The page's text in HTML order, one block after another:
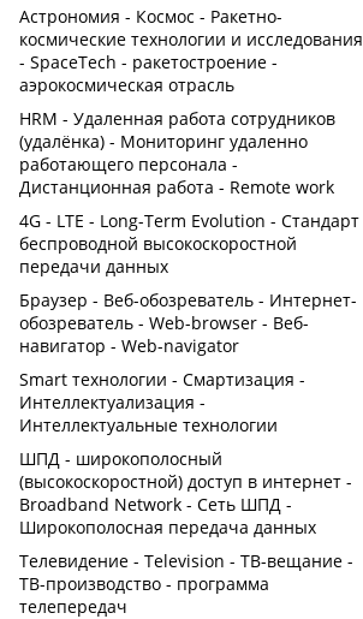
Астрономия - Космос - Ракетно-
космические технологии и исследования
- SpaceTech - ракетостроение -
аэрокосмическая отрасль
HRM - Удаленная работа сотрудников
(удалёнка) - Мониторинг удаленно
работающего персонала -
Дистанционная работа - Remote work
4G - LTE - Long-Term Evolution - Стандарт
беспроводной высокоскоростной
передачи данных
Браузер - Веб-обозреватель - Интернет-
обозреватель - Web-browser - Веб-
навигатор - Web-navigator
Smart технологии - Смартизация -
Интеллектуализация -
Интеллектуальные технологии
ШПД - широкополосный
(высокоскоростной) доступ в интернет -
Broadband Network - Сеть ШПД -
Широкополосная передача данных
Телевидение - Television - ТВ-вещание -
ТВ-производство - программа
телепередач